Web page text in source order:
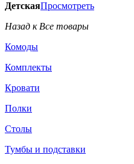
ДетскаяПросмотреть
Назад к Все товары
Комоды
Комплекты
Кровати
Полки
Столы
Тумбы и подставки